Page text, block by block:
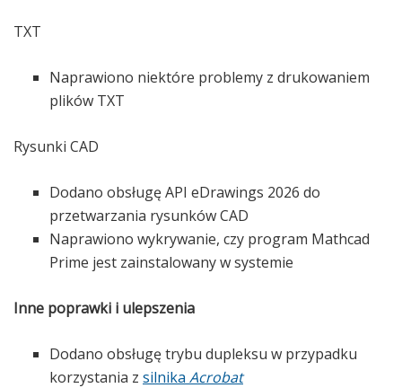
TXT
Naprawiono niektóre problemy z drukowaniem
plików TXT
Rysunki CAD
Dodano obsługę API eDrawings 2026 do
przetwarzania rysunków CAD
Naprawiono wykrywanie, czy program Mathcad
Prime jest zainstalowany w systemie
Inne poprawki i ulepszenia
Dodano obsługę trybu dupleksu w przypadku
korzystania z silnika Acrobat